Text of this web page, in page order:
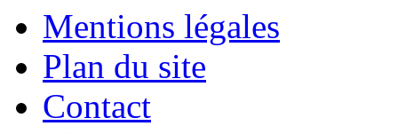
Mentions légales
Plan du site
Contact